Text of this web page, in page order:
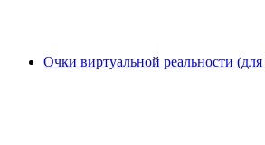
Очки виртуальной реальности